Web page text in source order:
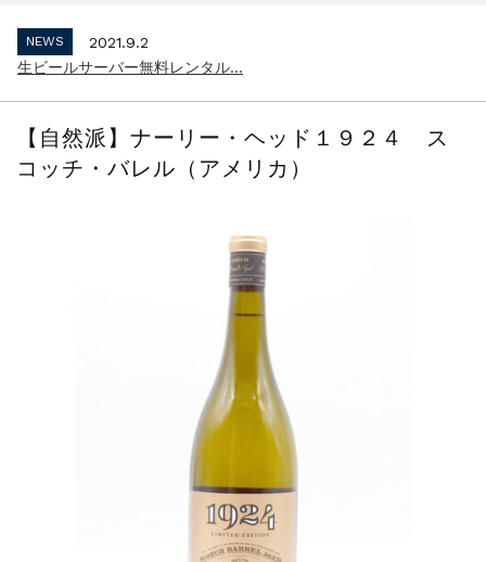
NEWS
2021.9.2
生ビールサーバー無料レンタル...
NEWS
2021.9.2
生ビールサーバー無料レンタル...
【自然派】ナーリー・ヘッド１９２４ ス
コッチ・バレル（アメリカ）